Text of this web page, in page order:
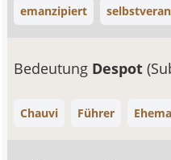
emanzipiert
Bedeutung Despot
Chauvi Führer